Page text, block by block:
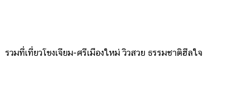
รวมที่เที่ยวโขงเจียม-ศรีเมืองใหม่ วิวสวย ธรรมชาติฮีลใจ